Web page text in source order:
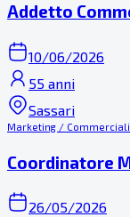
Addetto
10/06/2026
55 anni
Sassari
Marketing /
Coordinatore
26/05/2026